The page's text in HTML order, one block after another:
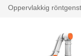
Oppervlakkig